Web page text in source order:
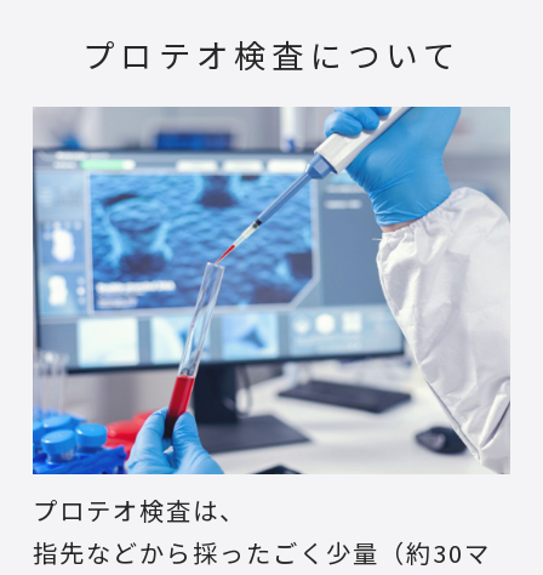
プロテオ検査について
プロテオ検査は、
指先などから採ったごく少量（約30マ